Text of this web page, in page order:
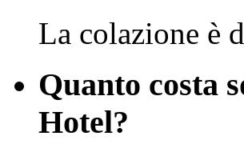
La colazione è
Quanto costa
Hotel?